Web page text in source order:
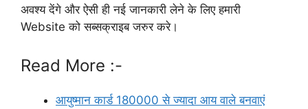
अवश्य देंगे और ऐसी ही नई जानकारी लेने के लिए हमारी
Website को सब्सक्राइब जरुर करे।
Read More :-
आयुष्मान कार्ड 180000 से ज्यादा आय वाले बनवाएं